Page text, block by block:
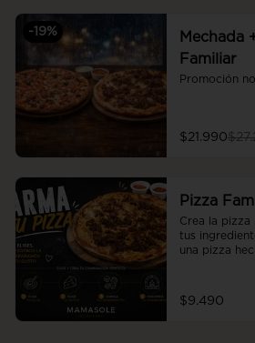
-19%
Mechada
Familiar
Promoción
$21.990
Pizza
Crea la pizza
tus
una pizza
$9.490